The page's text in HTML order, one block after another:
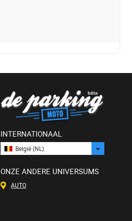
INTERNATIONAAL
België (NL)
ONZE ANDERE UNIVERSUMS
AUTO